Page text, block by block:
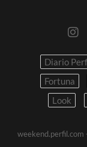
Diario
Fortuna
Look
weekend.perfil.com